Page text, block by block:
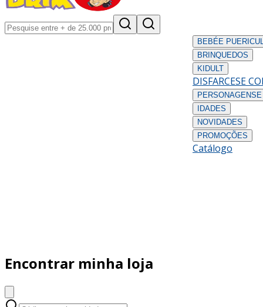
BEBÉE
BRINQUEDOS
KIDULT
DISFARCESE
PERSONAGENS
IDADES
NOVIDADES
PROMOÇÕES
Catálogo
Encontrar minha loja